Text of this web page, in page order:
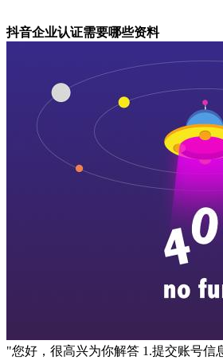
抖音企业认证需要哪些资料
"您好，很高兴为你解答 1.提交账号信